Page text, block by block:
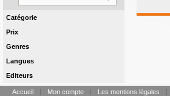
Catégorie
Prix
Genres
Langues
Editeurs
Accueil | Mon compte | Les mentions légales |